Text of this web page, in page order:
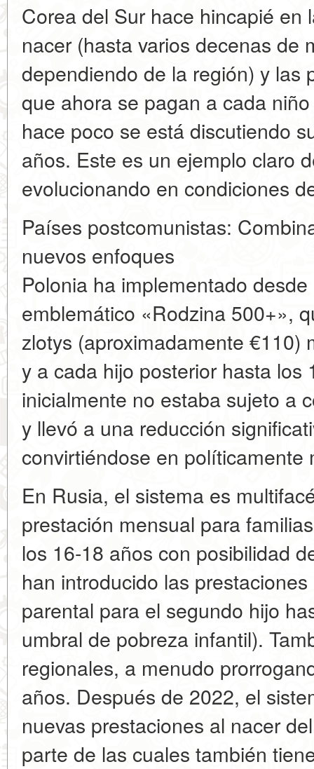
Corea del Sur hace hincapié en
nacer (hasta varios decenas de
dependiendo de la región) y las
que ahora se pagan a cada
hace poco se está discutiendo
años. Este es un ejemplo claro
evolucionando en condiciones
Países postcomunistas:
nuevos enfoques
Polonia ha implementado
emblemático «Rodzina 500+»,
zlotys (aproximadamente €110)
y a cada hijo posterior hasta los
inicialmente no estaba sujeto a
y llevó a una reducción
convirtiéndose en políticamente
En Rusia, el sistema es
prestación mensual para
los 16-18 años con posibilidad
han introducido las
parental para el segundo hijo
umbral de pobreza infantil).
regionales, a menudo
años. Después de 2022, el
nuevas prestaciones al nacer
parte de las cuales también